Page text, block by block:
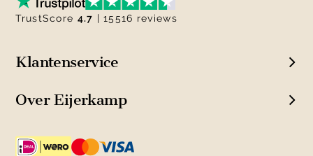
Klantenservice
Over Eijerkamp
TrustScore 4.7 | 15516 reviews